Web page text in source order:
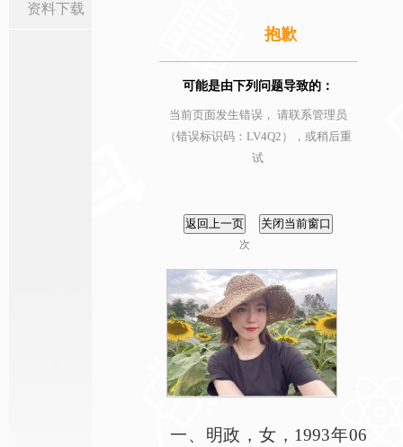
资料下载
抱歉
可能是由下列问题导致的：
当前页面发生错误， 请联系管理员
（错误标识码：LV4Q2），或稍后重
试
次
一、明政，女，1993年06